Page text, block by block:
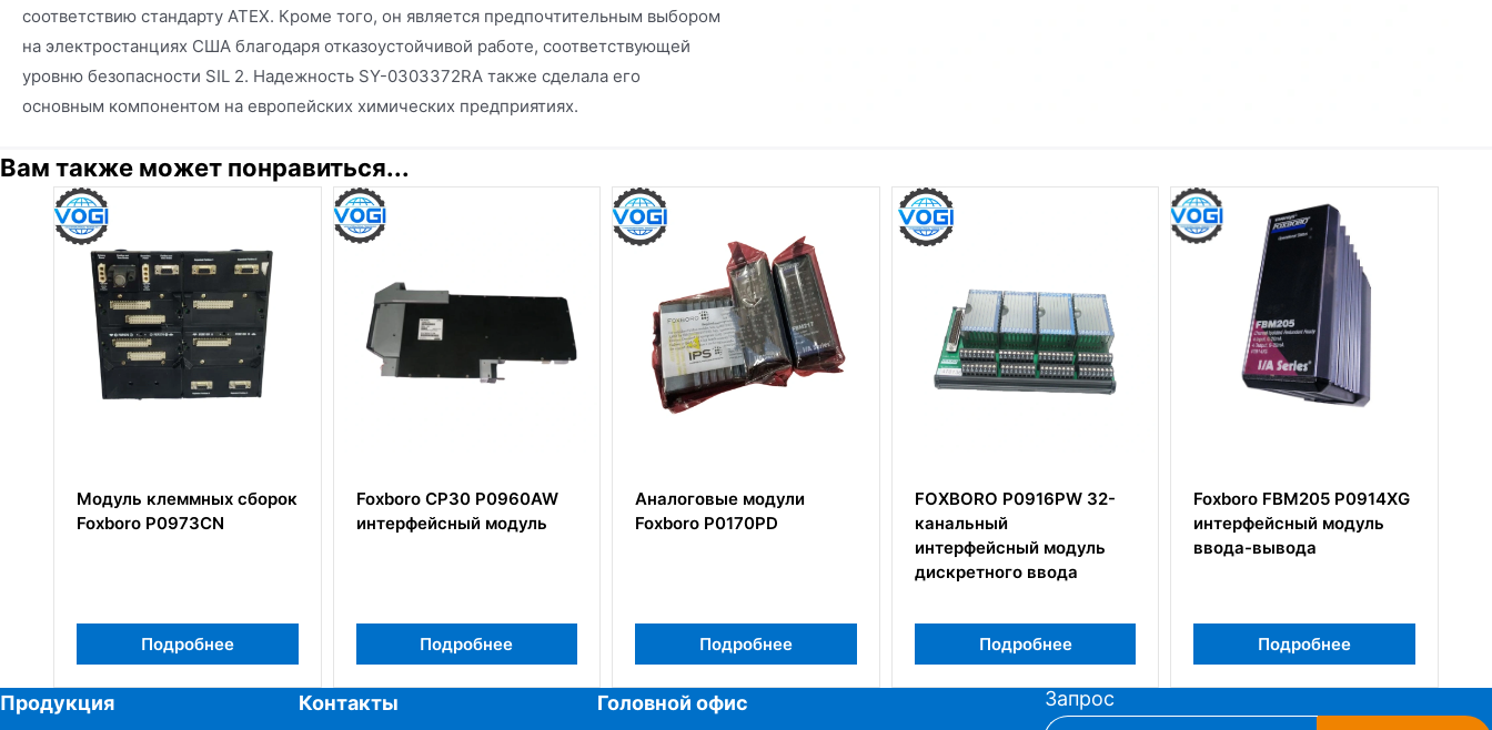
соответствию стандарту ATEX. Кроме того, он является предпочтительным выбором
на электростанциях США благодаря отказоустойчивой работе, соответствующей
уровню безопасности SIL 2. Надежность SY-0303372RA также сделала его
основным компонентом на европейских химических предприятиях.
Вам также может понравиться...
сборок
Foxboro CP30 P0960AW
интерфейсный модуль
Аналоговые модули
Foxboro P0170PD
FOXBORO P0916PW 32-
канальный
интерфейсный модуль
Foxboro FBM205 P0914XG
интерфейсный модуль
ввода-вывода
Модуль аналогового
ввода Foxboro
FBM7
Продукция Контакты Головной офис
Запрос